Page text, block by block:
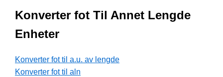
Konverter fot Til Annet Lengde
Enheter
Konverter fot til a.u. av lengde
Konverter fot til aln